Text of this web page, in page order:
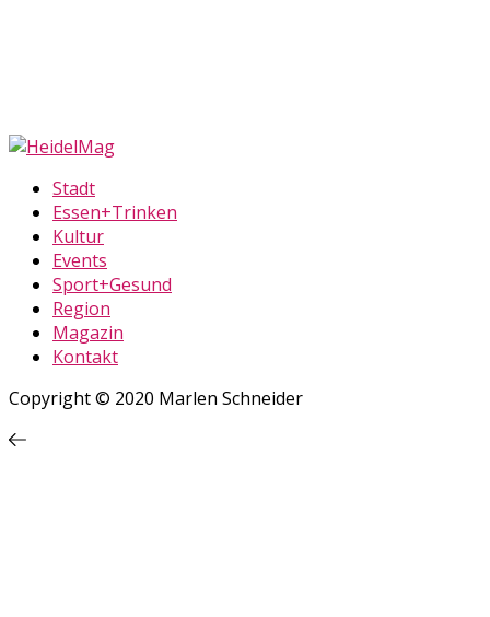
Stadt
Essen+Trinken
Kultur
Events
Sport+Gesund
Region
Magazin
Kontakt
Copyright © 2020 Marlen Schneider